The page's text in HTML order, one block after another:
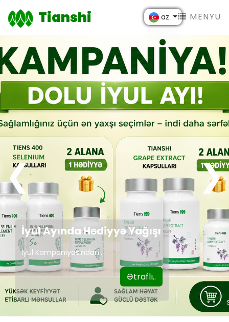
Tianshi az MENYU
İyul Ayında Hədiyyə Yağışı
İyul Kampaniyasından...
Ətraflı..
❮ ❯